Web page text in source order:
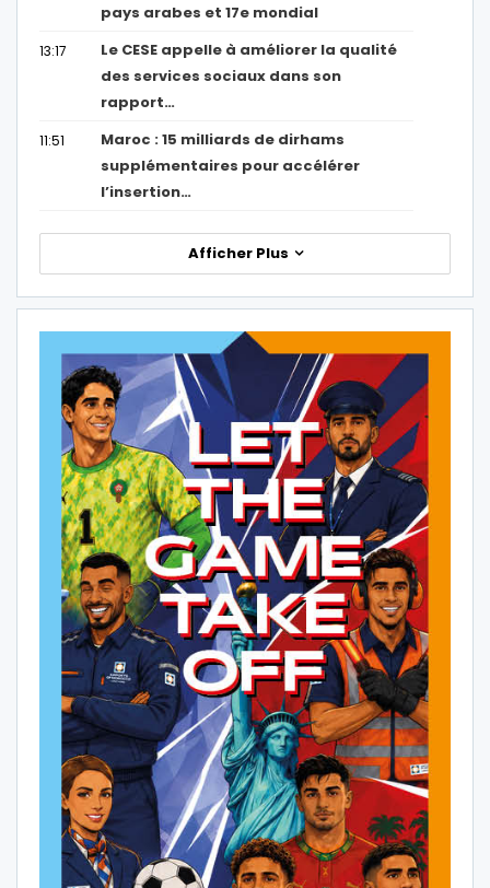
pays arabes et 17e mondial
13:17
Le CESE appelle à améliorer la qualité
des services sociaux dans son
rapport…
11:51
Maroc : 15 milliards de dirhams
supplémentaires pour accélérer
l’insertion…
Afficher Plus